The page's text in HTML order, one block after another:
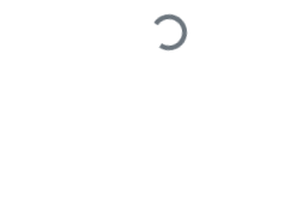
Loading...